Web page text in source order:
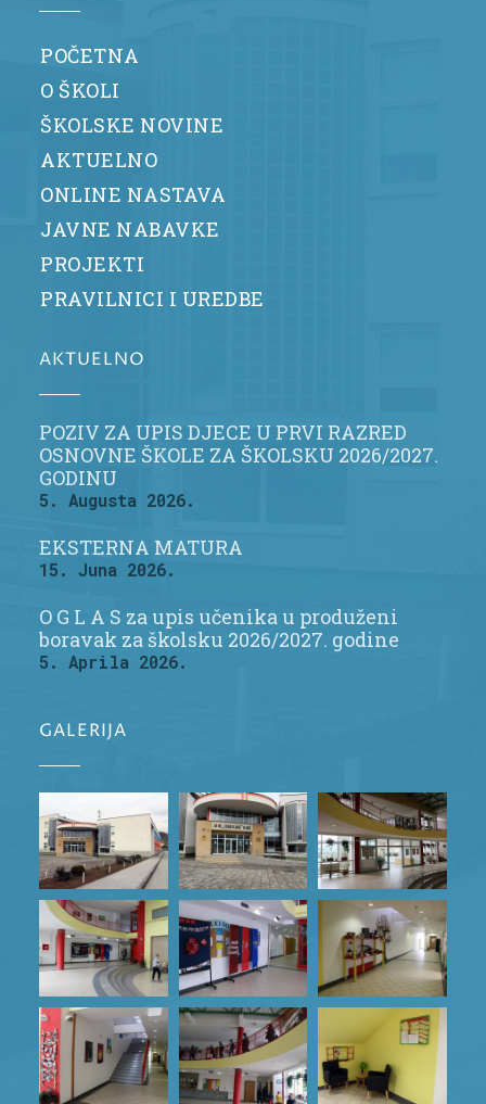
POČETNA
O ŠKOLI
ŠKOLSKE NOVINE
AKTUELNO
ONLINE NASTAVA
JAVNE NABAVKE
PROJEKTI
PRAVILNICI I UREDBE
AKTUELNO
POZIV ZA UPIS DJECE U PRVI RAZRED
OSNOVNE ŠKOLE ZA ŠKOLSKU 2026/2027.
GODINU
5. Augusta 2026.
EKSTERNA MATURA
15. Juna 2026.
O G L A S za upis učenika u produženi
boravak za školsku 2026/2027. godine
5. Aprila 2026.
GALERIJA